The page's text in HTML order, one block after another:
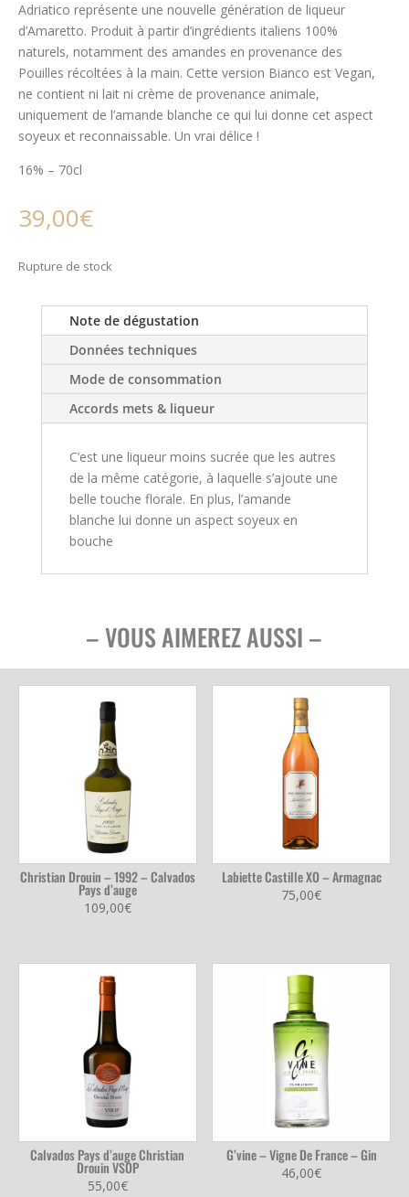
Adriatico représente une nouvelle génération de liqueur
d’Amaretto. Produit à partir d’ingrédients italiens 100%
naturels, notamment des amandes en provenance des
Pouilles récoltées à la main. Cette version Bianco est Vegan,
ne contient ni lait ni crème de provenance animale,
uniquement de l’amande blanche ce qui lui donne cet aspect
soyeux et reconnaissable. Un vrai délice !
16% – 70cl
39,00€
Rupture de stock
Note de dégustation
Données techniques
Mode de consommation
Accords mets & liqueur
C’est une liqueur moins sucrée que les autres
de la même catégorie, à laquelle s’ajoute une
belle touche florale. En plus, l’amande
blanche lui donne un aspect soyeux en
bouche
– VOUS AIMEREZ AUSSI –
Christian Drouin – 1992 – Calvados
Pays d’auge
109,00€
Labiette Castille XO – Armagnac
75,00€
Calvados Pays d’auge Christian
Drouin VSOP
55,00€
G’vine – Vigne De France – Gin
46,00€